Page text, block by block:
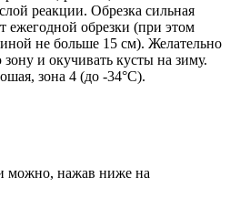
реакции. Обрезка сильная
ежегодной обрезки (при этом
не больше 15 см). Желательно
и окучивать кусты на зиму.
зона 4 (до -34°С).
можно, нажав ниже на